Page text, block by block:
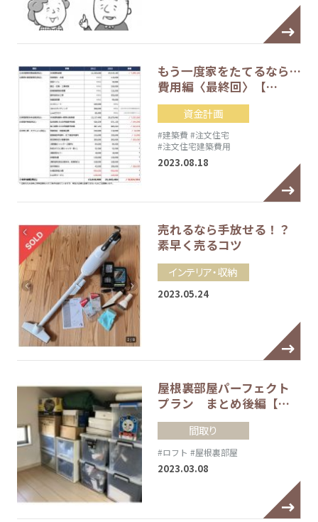
もう一度家をたてるなら…
費用編〈最終回〉【…
資金計画
#建築費 #注文住宅
#注文住宅建築費用
2023.08.18
売れるなら手放せる！？
素早く売るコツ
インテリア・収納
2023.05.24
屋根裏部屋パーフェクト
プラン まとめ後編【…
間取り
#ロフト #屋根裏部屋
2023.03.08